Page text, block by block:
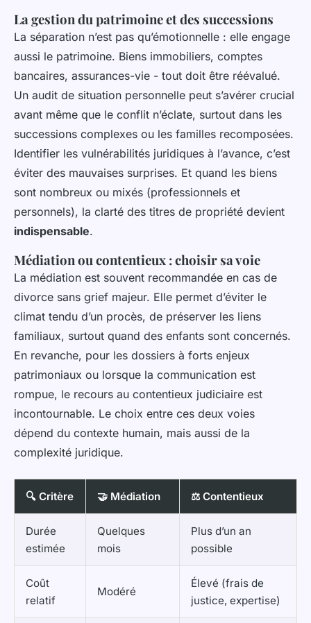
La gestion du patrimoine et des successions
La séparation n’est pas qu’émotionnelle : elle engage
aussi le patrimoine. Biens immobiliers, comptes
bancaires, assurances-vie - tout doit être réévalué.
Un audit de situation personnelle peut s’avérer crucial
avant même que le conflit n’éclate, surtout dans les
successions complexes ou les familles recomposées.
Identifier les vulnérabilités juridiques à l’avance, c’est
éviter des mauvaises surprises. Et quand les biens
sont nombreux ou mixés (professionnels et
personnels), la clarté des titres de propriété devient
indispensable.
Médiation ou contentieux : choisir sa voie
La médiation est souvent recommandée en cas de
divorce sans grief majeur. Elle permet d’éviter le
climat tendu d’un procès, de préserver les liens
familiaux, surtout quand des enfants sont concernés.
En revanche, pour les dossiers à forts enjeux
patrimoniaux ou lorsque la communication est
rompue, le recours au contentieux judiciaire est
incontournable. Le choix entre ces deux voies
dépend du contexte humain, mais aussi de la
complexité juridique.
🔍 Critère 🤝 Médiation ⚖️ Contentieux
Durée
estimée
Quelques
mois
Plus d’un an
possible
Coût
relatif
Modéré
Élevé (frais de
justice, expertise)